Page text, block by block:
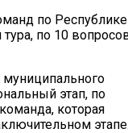
по Республике
по 10
этап, по
которая